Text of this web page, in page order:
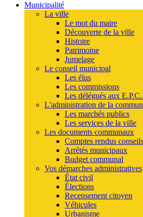
Municipalité
La ville
Le mot du maire
Découverte de la ville
Histoire
Patrimoine
Jumelage
Le conseil municipal
Les élus
Les commissions
Les délégués aux
L'administration de la
Les marchés publics
Les services de la ville
Les documents communaux
Comptes rendus
Arrêtés municipaux
Budget communal
Vos démarches administratives
État civil
Élections
Recensement citoyen
Véhicules
Urbanisme